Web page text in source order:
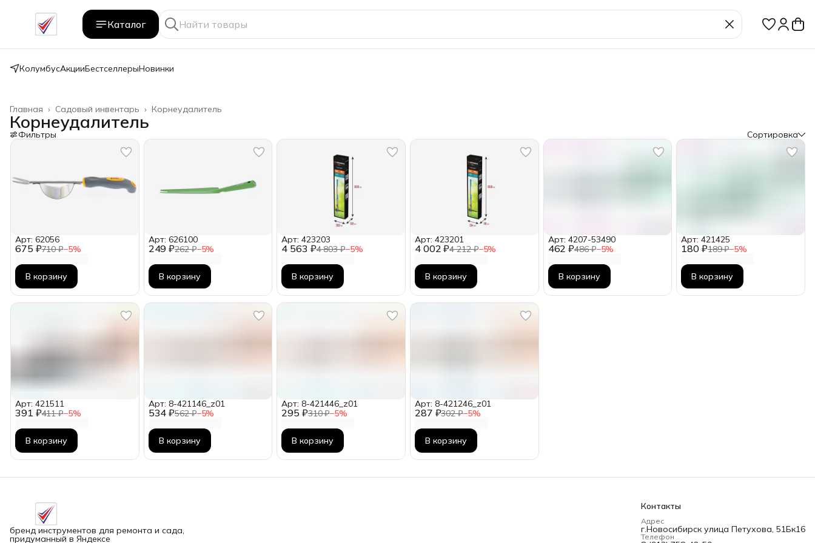
Каталог
КолумбусАкцииБестселлерыНовинки
Корнеудалитель
Садовый инвентарь ›
Главная ›
Корнеудалитель
Фильтры Сортировка
675 ₽710 ₽−5%
Арт: 62056
В корзину
249 ₽262 ₽−5%
Арт: 626100
В корзину
4 563 ₽4 803 ₽−5%
Арт: 423203
В корзину
4 002 ₽4 212 ₽−5%
Арт: 423201
В корзину
462 ₽486 ₽−5%
Арт: 4207-53490
В корзину
180 ₽189 ₽−5%
Арт: 421425
В корзину
391 ₽411 ₽−5%
Арт: 421511
В корзину
534 ₽562 ₽−5%
Арт: 8-421146_z01
В корзину
295 ₽310 ₽−5%
Арт: 8-421446_z01
В корзину
287 ₽302 ₽−5%
Арт: 8-421246_z01
В корзину
бренд инструментов для ремонта и сада,
придуманный в Яндексе
Контакты
Адрес
г.Новосибирск улица Петухова, 51Бк16
Телефон